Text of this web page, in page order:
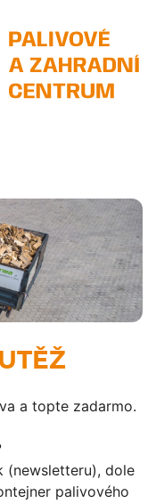
a topte zadarmo.
(newsletteru), dole
palivového